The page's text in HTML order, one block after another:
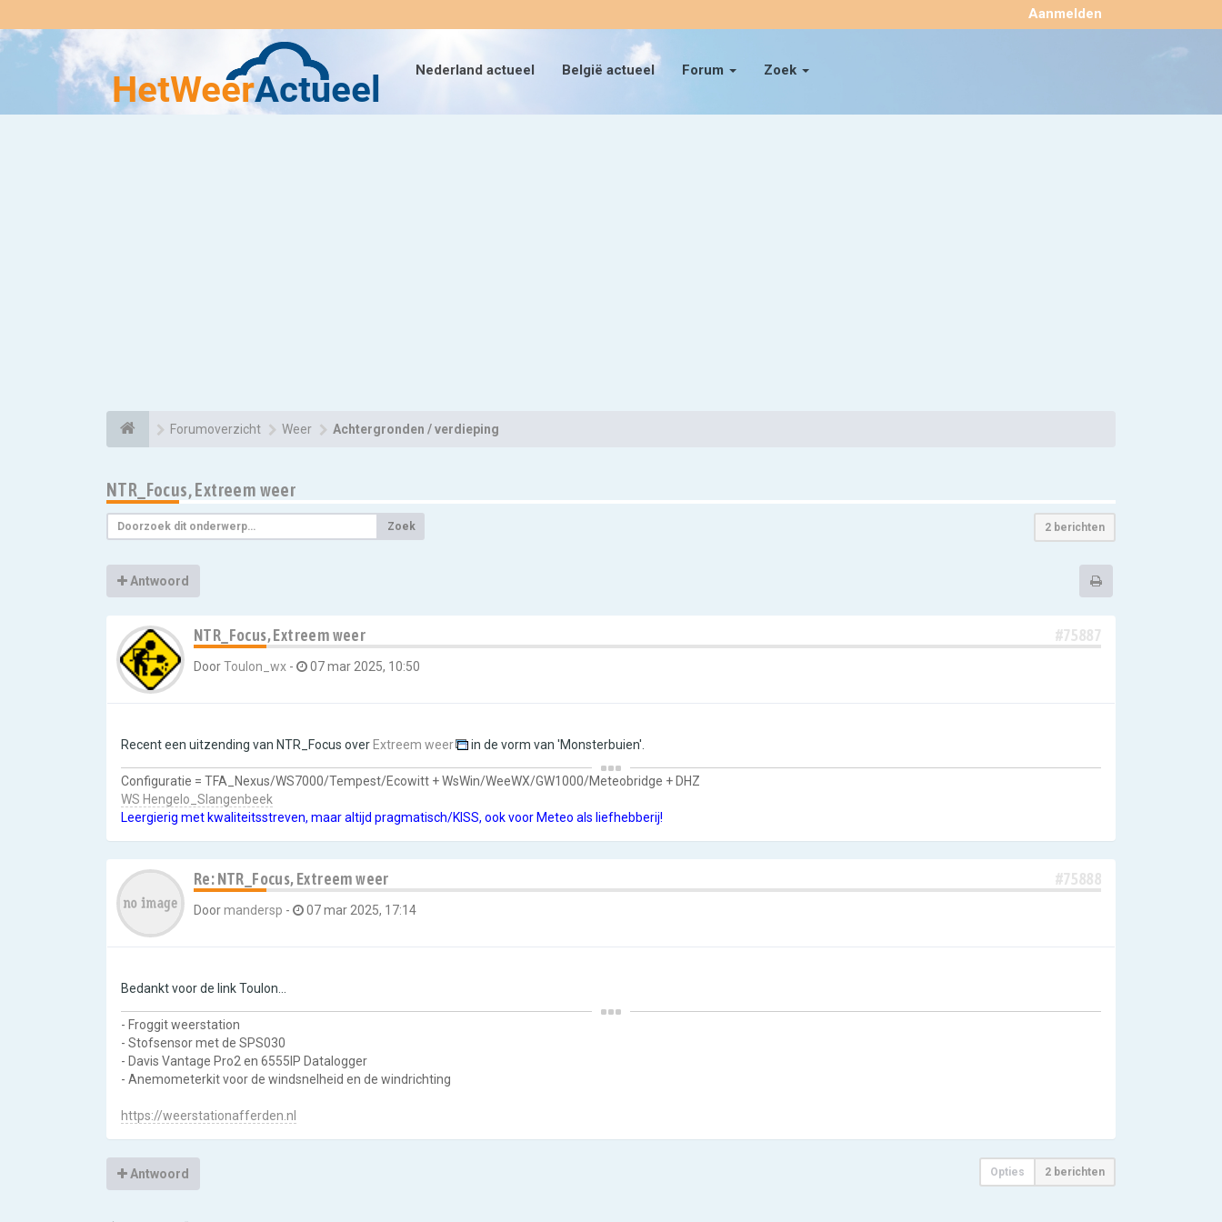
Nederland actueel België actueel Forum Zoek
Aanmelden ×
Forumoverzicht Weer Achtergronden / verdieping
NTR_Focus, Extreem weer
Zoek 2 berichten
Antwoord
NTR_Focus, Extreem weer #75887
DoorToulon_wx - 07 mar 2025, 10:50
Recent een uitzending van NTR_Focus over Extreem weer in de vorm van 'Monsterbuien'.
Configuratie = TFA_Nexus/WS7000/Tempest/Ecowitt + WsWin/WeeWX/GW1000/Meteobridge + DHZ
WS Hengelo_Slangenbeek
Leergierig met kwaliteitsstreven, maar altijd pragmatisch/KISS, ook voor Meteo als liefhebberij!
Re: NTR_Focus, Extreem weer #75888
Doormandersp - 07 mar 2025, 17:14
Bedankt voor de link Toulon...
- Froggit weerstation
- Stofsensor met de SPS030
- Davis Vantage Pro2 en 6555IP Datalogger
- Anemometerkit voor de windsnelheid en de windrichting
https://weerstationafferden.nl
Antwoord Opties 2 berichten